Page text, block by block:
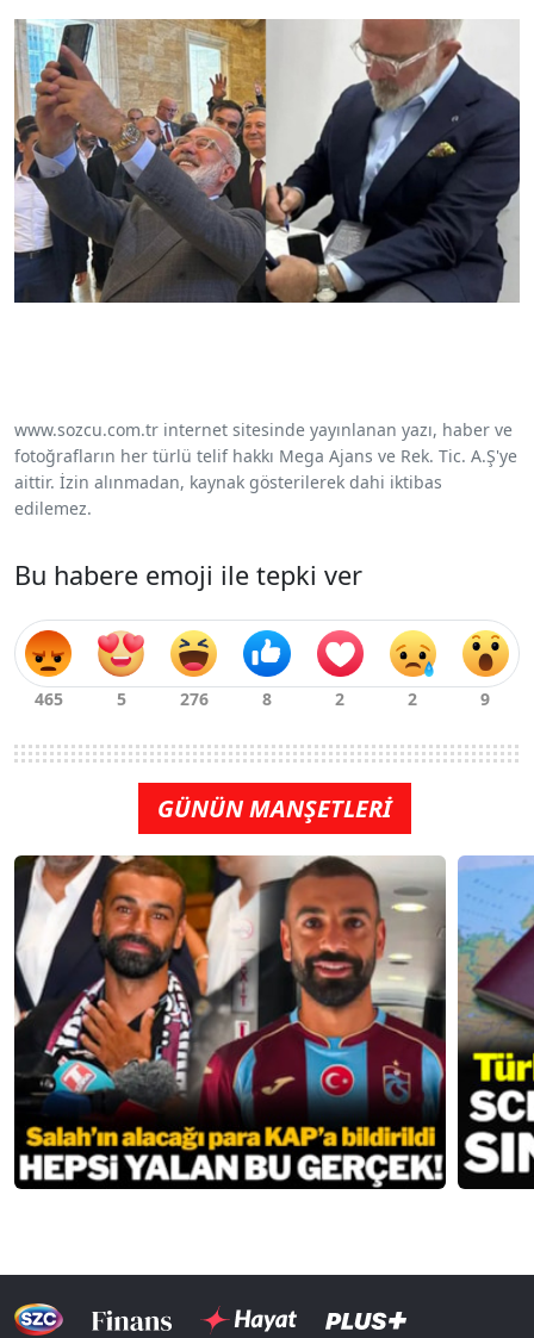
www.sozcu.com.tr internet sitesinde yayınlanan yazı, haber ve
fotoğrafların her türlü telif hakkı Mega Ajans ve Rek. Tic. A.Ş'ye
aittir. İzin alınmadan, kaynak gösterilerek dahi iktibas
edilemez.
Bu habere emoji ile tepki ver
GÜNÜN MANŞETLERİ